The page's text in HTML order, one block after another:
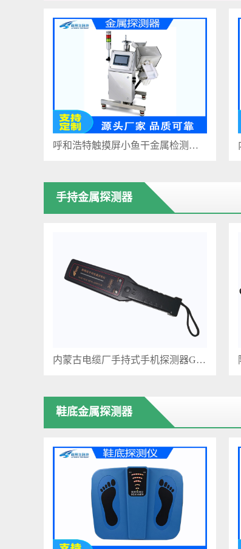
呼和浩特触摸屏小鱼干金属检测仪LYS-505H
手持金属探测器
内蒙古电缆厂手持式手机探测器GC1001
鞋底金属探测器